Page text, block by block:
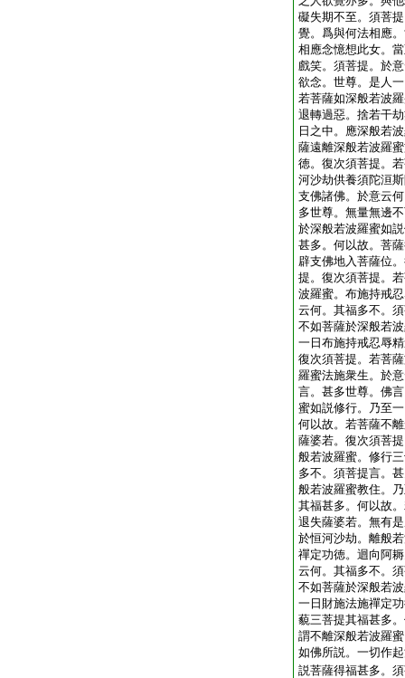
礙失期不至。須菩
覺。爲與何法相應
相應念憶想此女。
戲笑。須菩提。於
欲念。世尊。是人
若菩薩如深般若波
退轉過惡。捨若干
日之中。應深般若
薩遠離深般若波羅
徳。復次須菩提。
河沙劫供養須陀洹
支佛諸佛。於意云
多世尊。無量無邊
於深般若波羅蜜如
甚多。何以故。菩
辟支佛地入菩薩位
提。復次須菩提。
波羅蜜。布施持戒
云何。其福多不。
不如菩薩於深般若
一日布施持戒忍辱
復次須菩提。若菩
羅蜜法施衆生。於
言。甚多世尊。佛
蜜如説修行。乃至
何以故。若菩薩不
薩婆若。復次須菩
般若波羅蜜。修行
多不。須菩提言。
般若波羅蜜教住。
其福甚多。何以故
退失薩婆若。無有
於恒河沙劫。離般
禪定功徳。迴向阿
云何。其福多不。
不如菩薩於深般若
一日財施法施禪定
藐三菩提其福甚多
謂不離深般若波羅
如佛所説。一切作
説菩薩得福甚多。